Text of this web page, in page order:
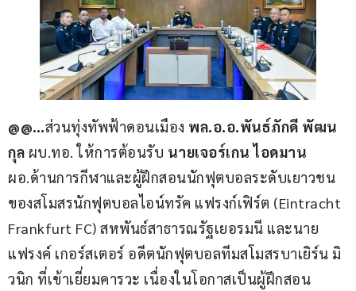
@@…ส่วนทุ่งทัพฟ้าดอนเมือง พล.อ.อ.พันธ์ภักดี พัฒน
กุล ผบ.ทอ. ให้การต้อนรับ นายเจอร์เกน ไอดมาน
ผอ.ด้านการกีฬาและผู้ฝึกสอนนักฟุตบอลระดับเยาวชน
ของสโมสรนักฟุตบอลไอน์ทรัค แฟรงก์เฟิร์ต (Eintracht
Frankfurt FC) สหพันธ์สาธารณรัฐเยอรมนี และนาย
แฟรงค์ เกอร์สเตอร์ อดีตนักฟุตบอลทีมสโมสรบาเยิร์น มิ
วนิก ที่เข้าเยี่ยมคารวะ เนื่องในโอกาสเป็นผู้ฝึกสอน